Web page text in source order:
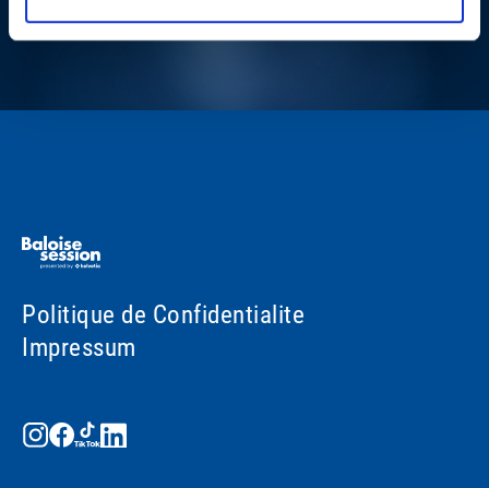
Politique de Confidentialite
Impressum